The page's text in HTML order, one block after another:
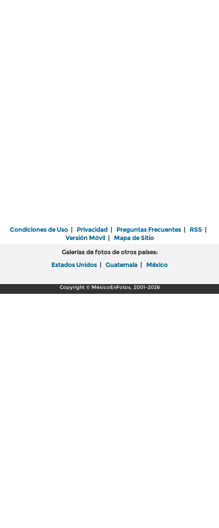
Condiciones de Uso | Privacidad | Preguntas Frecuentes | RSS |
Versión Móvil| Mapa de Sitio
Galerías de fotos de otros países:
Estados Unidos | Guatemala | México
Copyright © MéxicoEnFotos, 2001-2026